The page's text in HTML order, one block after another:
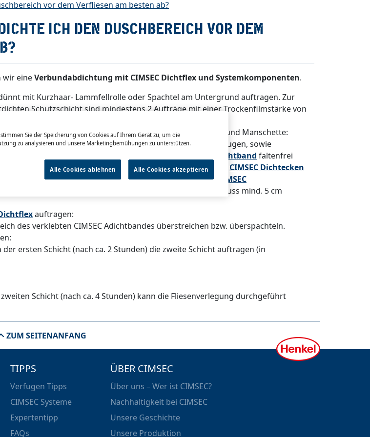
vor dem Verfliesen am besten ab?
ICH DEN DUSCHBEREICH VOR DEM
wir eineVerbundabdichtung mit CIMSEC Dichtflex und Systemkomponenten.
mit Kurzhaar- Lammfellrolle oder Spachtel am Untergrund auftragen. Zur
Schutzschicht sind mindestens 2 Aufträge mit einer Trockenfilmstärke von
und der Systemkomponenten Innen- und Außenecke und Manschette:
wird CIMSEC Dichtflex bei Ichsen, Dehn- und Bewegungsfugen, sowie
CIMSEC Abdichtband faltenfrei
empfehlen wird die Verwendung der vorgefertigten CIMSEC Dichtecken
(Gully) und größeren Durchführungen sollte man
CIMSEC
Die Überlappung von Dichtecken und Abdichtband muss mind. 5 cm
auftragen:
des verklebten CIMSEC Adichtbandes überstreichen bzw. überspachteln.
ersten Schicht (nach ca. 2 Stunden) die zweite Schicht auftragen (in
Schicht (nach ca. 4 Stunden) kann die Fliesenverlegung durchgeführt
ZUM SEITENANFANG
TIPPS
Verfugen Tipps
CIMSEC Systeme
Expertentipp
FAQs
ÜBER CIMSEC
Über uns – Wer ist CIMSEC?
Nachhaltigkeit bei CIMSEC
Unsere Geschichte
Unsere Produktion
Sie der Speicherung von Cookies auf Ihrem Gerät zu, um die
zu analysieren und unsere Marketingbemühungen zu unterstützen.
Alle Cookies ablehnen Alle Cookies akzeptieren